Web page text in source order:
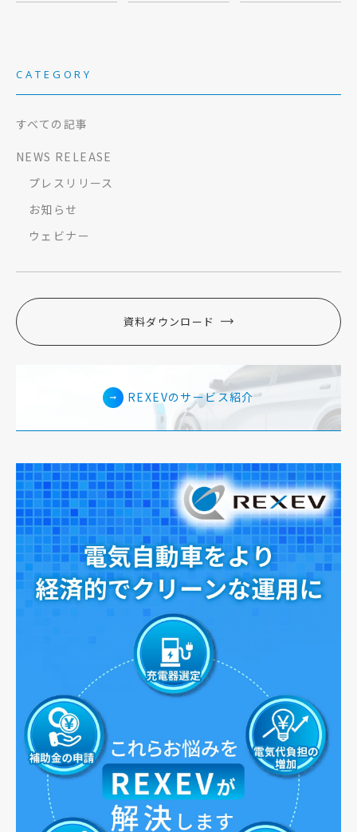
CATEGORY
すべての記事
NEWS RELEASE
プレスリリース
お知らせ
ウェビナー
資料ダウンロード
REXEVのサービス紹介